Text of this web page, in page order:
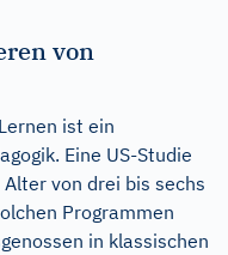
von
ist ein
Eine US-Studie
von drei bis sechs
Programmen
in klassischen